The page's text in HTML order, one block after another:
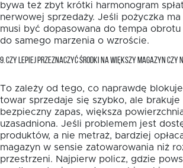
bywa też zbyt krótki harmonogram
nerwowej sprzedaży. Jeśli pożyczka ma
musi być dopasowana do tempa
do samego marzenia o wzroście.
9. CZY LEPIEJ PRZEZNACZYĆ ŚRODKI NA WIĘKSZY MAGAZYN CZY
To zależy od tego, co naprawdę
towar sprzedaje się szybko, ale brakuje
bezpieczny zapas, większa
uzasadniona. Jeśli problemem jest
produktów, a nie metraż, bardziej
magazyn w sensie zatowarowania niż
przestrzeni. Najpierw policz, gdzie